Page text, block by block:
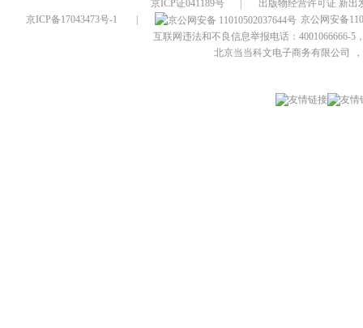
京ICP证041189号
出版物经营许可证 新出
京ICP备17043473号-1
京公网安备
互联网违法和不良信息举报电话：4001066666-5
北京当当科文电子商务有限公司